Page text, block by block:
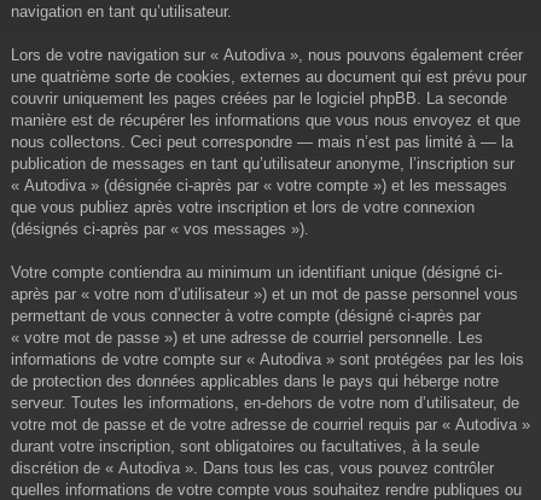
navigation en tant qu’utilisateur.
Lors de votre navigation sur « Autodiva », nous pouvons également créer
une quatrième sorte de cookies, externes au document qui est prévu pour
couvrir uniquement les pages créées par le logiciel phpBB. La seconde
manière est de récupérer les informations que vous nous envoyez et que
nous collectons. Ceci peut correspondre — mais n’est pas limité à — la
publication de messages en tant qu’utilisateur anonyme, l’inscription sur
« Autodiva » (désignée ci-après par « votre compte ») et les messages
que vous publiez après votre inscription et lors de votre connexion
(désignés ci-après par « vos messages »).
Votre compte contiendra au minimum un identifiant unique (désigné ci-
après par « votre nom d’utilisateur ») et un mot de passe personnel vous
permettant de vous connecter à votre compte (désigné ci-après par
« votre mot de passe ») et une adresse de courriel personnelle. Les
informations de votre compte sur « Autodiva » sont protégées par les lois
de protection des données applicables dans le pays qui héberge notre
serveur. Toutes les informations, en-dehors de votre nom d’utilisateur, de
votre mot de passe et de votre adresse de courriel requis par « Autodiva »
durant votre inscription, sont obligatoires ou facultatives, à la seule
discrétion de « Autodiva ». Dans tous les cas, vous pouvez contrôler
quelles informations de votre compte vous souhaitez rendre publiques ou